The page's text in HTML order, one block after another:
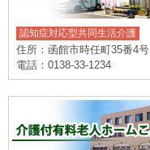
認知症対応型共同生活介護
住所：函館市時任町35番4号
電話：0138-33-1234